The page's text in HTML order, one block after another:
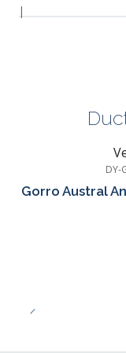
|
DY-
Gorro Austral